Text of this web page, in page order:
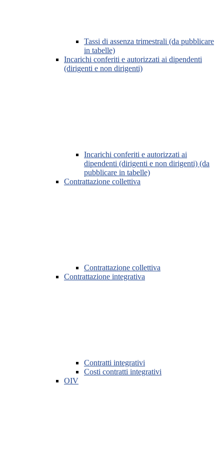
Tassi di assenza trimestrali (da pubblicare
in tabelle)
Incarichi conferiti e autorizzati ai dipendenti
(dirigenti e non dirigenti)
Incarichi conferiti e autorizzati ai
dipendenti (dirigenti e non dirigenti) (da
pubblicare in tabelle)
Contrattazione collettiva
Contrattazione collettiva
Contrattazione integrativa
Contratti integrativi
Costi contratti integrativi
OIV